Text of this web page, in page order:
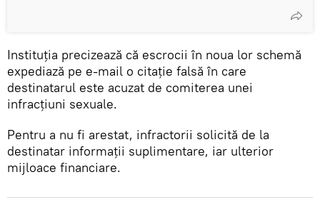
Instituția precizează că escrocii în noua lor schemă
expediază pe e-mail o citație falsă în care
destinatarul este acuzat de comiterea unei
infracțiuni sexuale.
Pentru a nu fi arestat, infractorii solicită de la
destinatar informații suplimentare, iar ulterior
mijloace financiare.